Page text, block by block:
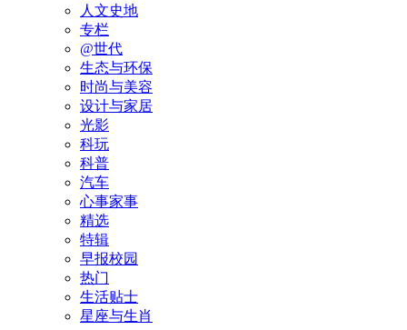
人文史地
专栏
@世代
生态与环保
时尚与美容
设计与家居
光影
科玩
科普
汽车
心事家事
精选
特辑
早报校园
热门
生活贴士
星座与生肖